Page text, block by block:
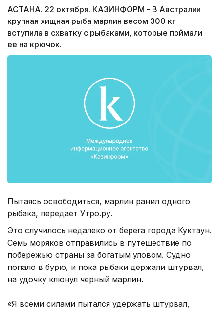
АСТАНА. 22 октября. КАЗИНФОРМ - В Австралии
крупная хищная рыба марлин весом 300 кг
вступила в схватку с рыбаками, которые поймали
ее на крючок.
Пытаясь освободиться, марлин ранил одного
рыбака, передает Утро.ру.
Это случилось недалеко от берега города Куктаун.
Семь моряков отправились в путешествие по
побережью страны за богатым уловом. Судно
попало в бурю, и пока рыбаки держали штурвал,
на удочку клюнул черный марлин.
«Я всеми силами пытался удержать штурвал,